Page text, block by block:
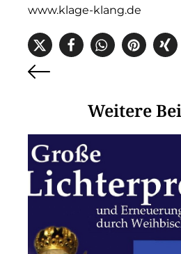
www.klage-klang.de
Weitere